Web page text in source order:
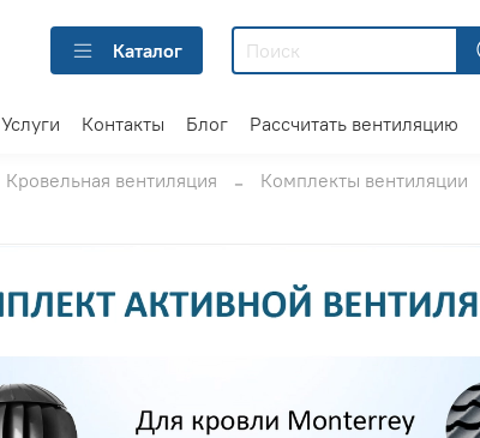
Каталог
Услуги Контакты Блог Рассчитать вентиляцию
Кровельная вентиляция Комплекты вентиляции